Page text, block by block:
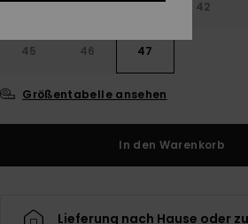
39 40 41 42
45 46 47
Größentabelle ansehen
In den Warenkorb
Lieferung nach Hause oder